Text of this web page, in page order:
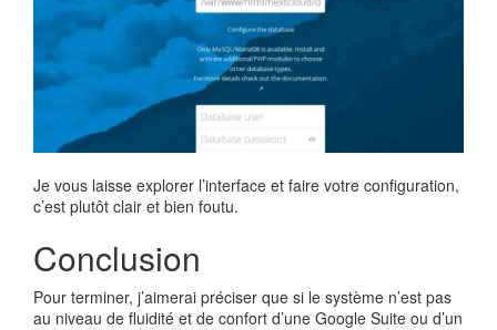
Je vous laisse explorer l’interface et faire votre configuration,
c’est plutôt clair et bien foutu.
Conclusion
Pour terminer, j’aimerai préciser que si le système n’est pas
au niveau de fluidité et de confort d’une Google Suite ou d’un